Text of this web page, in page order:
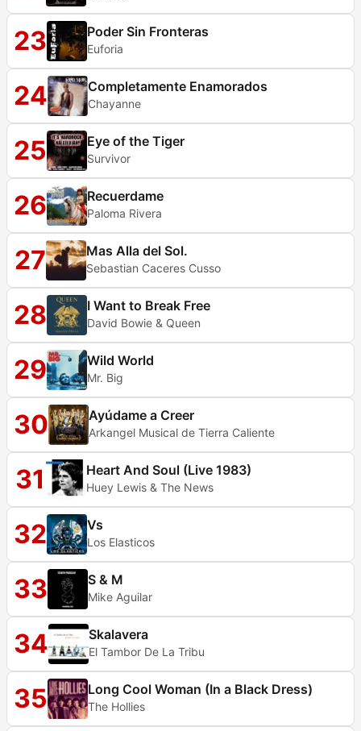
23 Poder Sin Fronteras
Euforia
24 Completamente Enamorados
Chayanne
25 Eye of the Tiger
Survivor
26 Recuerdame
Paloma Rivera
27 Mas Alla del Sol.
Sebastian Caceres Cusso
28 I Want to Break Free
David Bowie & Queen
29 Wild World
Mr. Big
30 Ayúdame a Creer
Arkangel Musical de Tierra Caliente
31 Heart And Soul (Live 1983)
Huey Lewis & The News
32 Vs
Los Elasticos
33 S & M
Mike Aguilar
34 Skalavera
El Tambor De La Tribu
35 Long Cool Woman (In a Black Dress)
The Hollies